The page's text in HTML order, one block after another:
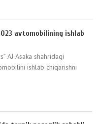
avtomobilining ishlab
AJ Asaka shahridagi
ishlab chiqarishni